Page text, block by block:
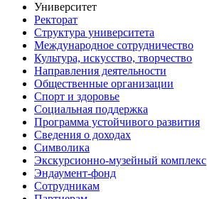
Университет
Ректорат
Структура университета
Международное сотрудничество
Культура, искусство, творчество
Направления деятельности
Общественные организации
Спорт и здоровье
Социальная поддержка
Программа устойчивого развития
Сведения о доходах
Символика
Экскурсионно-музейный комплекс
Эндаумент-фонд
Сотрудникам